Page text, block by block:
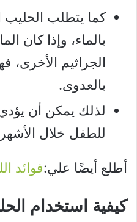
كما يتطلب الحليب
بالماء، وإذا كان
الجراثيم الأخرى،
بالعدوى.
لذلك يمكن أن
للطفل خلال الأشهر الـ 12
أطلع أيضًا علي:فوائد
كيفية استخدام